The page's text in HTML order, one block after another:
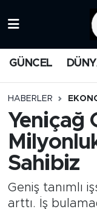
GÜNCEL
HABERLER
Yeniçağ
Sahibiz
Geniş tanımlı
arttı. İş
MEDYA
FİNANS
DÜNYA
Trafik
Süper Lig
Tüm